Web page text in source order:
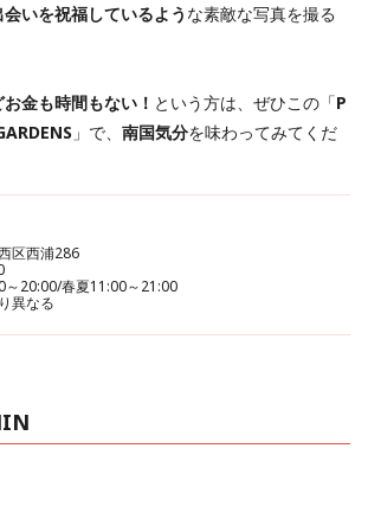
いを祝福しているよう な素敵な写真を撮る
金も時間もない！ という方は、ぜひこの「P
」で、 南国気分を味わってみてくだ
区西浦286
～20:00/春夏11:00～21:00
異なる